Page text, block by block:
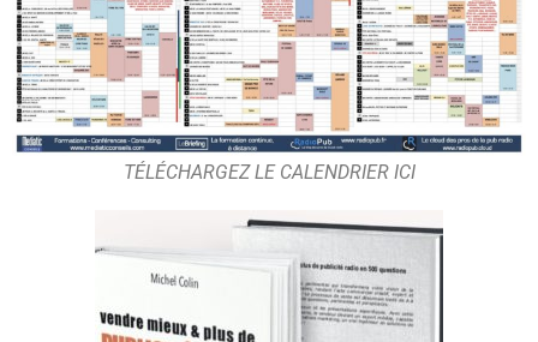
TÉLÉCHARGEZ LE CALENDRIER ICI